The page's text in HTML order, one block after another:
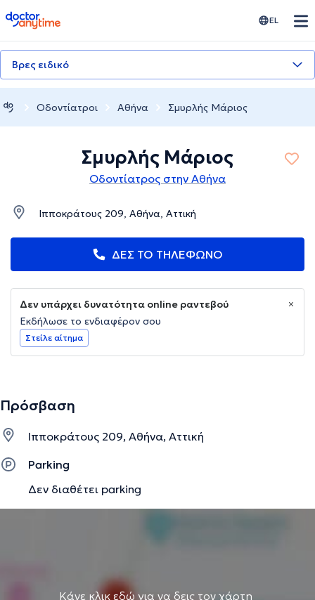
doctoranytime EL
Βρες ειδικό
Οδοντίατροι Αθήνα Σμυρλής Μάριος
Σμυρλής Μάριος
Οδοντίατρος στην Αθήνα
Ιπποκράτους 209, Αθήνα, Αττική
ΔΕΣ ΤΟ ΤΗΛΕΦΩΝΟ
Δεν υπάρχει δυνατότητα online ραντεβού
Εκδήλωσε το ενδιαφέρον σου
Στείλε αίτημα
Πρόσβαση
Ιπποκράτους 209, Αθήνα, Αττική
Parking
Δεν διαθέτει parking
Κάνε κλικ εδώ για να δεις τον χάρτη